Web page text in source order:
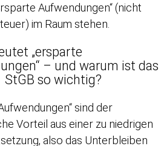
Aufwendungen“ (nicht
im Raum stehen.
„ersparte
– und warum ist das
StGB so wichtig?
sind der
Vorteil aus einer zu niedrigen
also das Unterbleiben